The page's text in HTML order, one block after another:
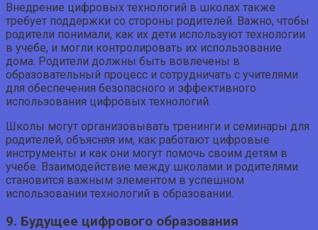
Внедрение цифровых технологий в школах также
требует поддержки со стороны родителей. Важно, чтобы
родители понимали, как их дети используют технологии
в учебе, и могли контролировать их использование
дома. Родители должны быть вовлечены в
образовательный процесс и сотрудничать с учителями
для обеспечения безопасного и эффективного
использования цифровых технологий.
Школы могут организовывать тренинги и семинары для
родителей, объясняя им, как работают цифровые
инструменты и как они могут помочь своим детям в
учебе. Взаимодействие между школами и родителями
становится важным элементом в успешном
использовании технологий в образовании.
9. Будущее цифрового образования